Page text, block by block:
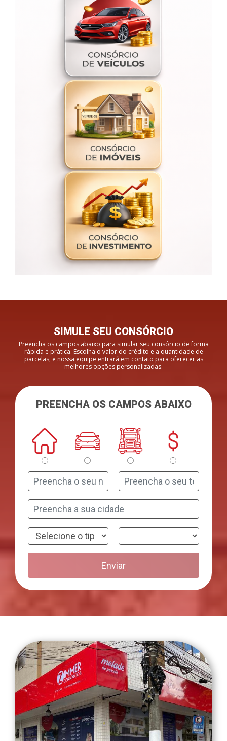
SIMULE SEU CONSÓRCIO
Preencha os campos abaixo para simular seu consórcio de forma
rápida e prática. Escolha o valor do crédito e a quantidade de
parcelas, e nossa equipe entrará em contato para oferecer as
melhores opções personalizadas.
PREENCHA OS CAMPOS ABAIXO
Enviar